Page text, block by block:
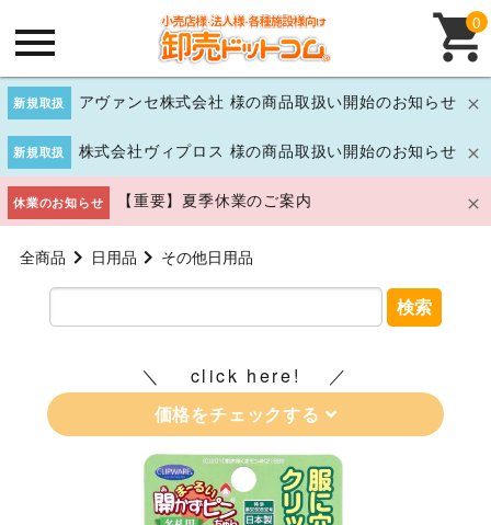
新規取扱 アヴァンセ株式会社 様の商品取扱い開始のお知らせ
新規取扱 株式会社ヴィプロス 様の商品取扱い開始のお知らせ
休業のお知らせ 【重要】夏季休業のご案内
0
全商品 日用品 その他日用品
検索
click here!
価格をチェックする